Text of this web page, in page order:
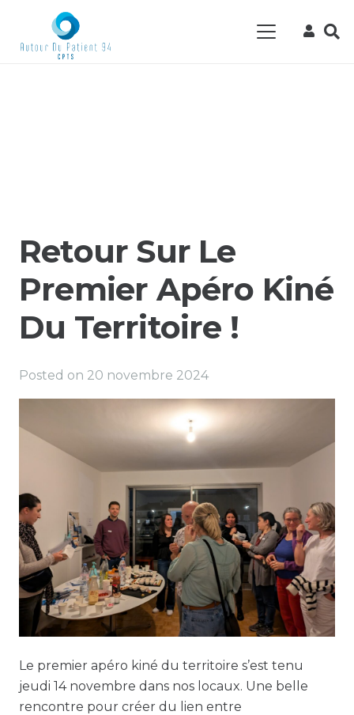
Retour Sur Le
Premier Apéro Kiné
Du Territoire !
Posted on 20 novembre 2024
Le premier apéro kiné du territoire s’est tenu
jeudi 14 novembre dans nos locaux. Une belle
rencontre pour créer du lien entre